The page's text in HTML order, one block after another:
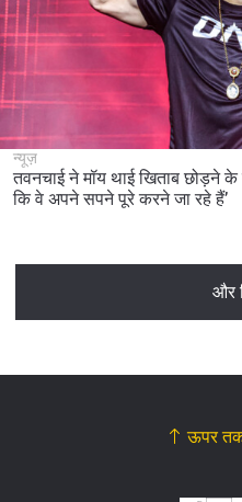
न्यूज़
तवनचाई ने मॉय थाई खिताब छोड़ने के
कि वे अपने सपने पूरे करने जा रहे हैं’
और
ऊपर